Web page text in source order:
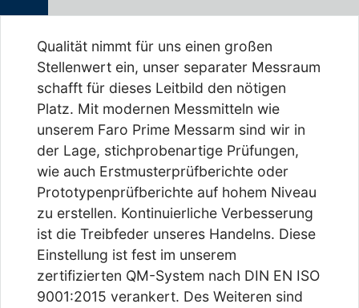
Qualität nimmt für uns einen großen
Stellenwert ein, unser separater Messraum
schafft für dieses Leitbild den nötigen
Platz. Mit modernen Messmitteln wie
unserem Faro Prime Messarm sind wir in
der Lage, stichprobenartige Prüfungen,
wie auch Erstmusterprüfberichte oder
Prototypenprüfberichte auf hohem Niveau
zu erstellen. Kontinuierliche Verbesserung
ist die Treibfeder unseres Handelns. Diese
Einstellung ist fest im unserem
zertifizierten QM-System nach DIN EN ISO
9001:2015 verankert. Des Weiteren sind